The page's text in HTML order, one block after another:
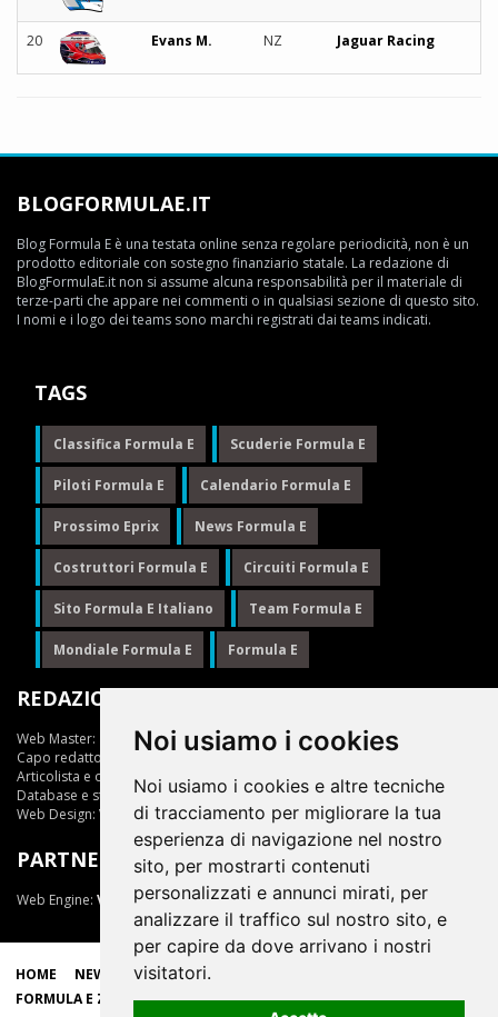
Noi usiamo i cookies
Noi usiamo i cookies e altre tecniche
di tracciamento per migliorare la tua
esperienza di navigazione nel nostro
sito, per mostrarti contenuti
personalizzati e annunci mirati, per
analizzare il traffico sul nostro sito, e
per capire da dove arrivano i nostri
visitatori.
20 Evans M. NZ Jaguar Racing
BLOGFORMULAE.IT
Blog Formula E è una testata online senza regolare periodicità, non è un
prodotto editoriale con sostegno finanziario statale. La redazione di
BlogFormulaE.it non si assume alcuna responsabilità per il materiale di
terze-parti che appare nei commenti o in qualsiasi sezione di questo sito.
I nomi e i logo dei teams sono marchi registrati dai teams indicati.
TAGS
Classifica Formula E Scuderie Formula E
Piloti Formula E Calendario Formula E
Prossimo Eprix News Formula E
Costruttori Formula E Circuiti Formula E
Sito Formula E Italiano Team Formula E
Mondiale Formula E Formula E
REDAZIONE
Web Master:
Ing.Daniele Muscarella
Capo redattore:
Articolista e opinionista:
Giuseppe Cianci
Database e statistiche: Marcella Toschi
Web Design: Vittorio Arena
PARTNER
Web Engine: ViDa 3.0
HOME NEWS LIVE EPRIX
FORMULA E ZONE